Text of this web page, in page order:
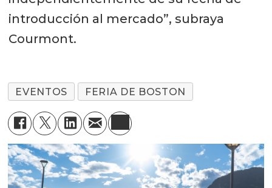
introducción al mercado”, subraya
Courmont.
EVENTOS FERIA DE BOSTON